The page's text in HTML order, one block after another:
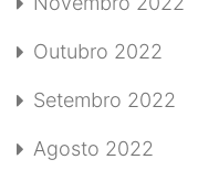
Outubro 2022
Setembro 2022
Agosto 2022